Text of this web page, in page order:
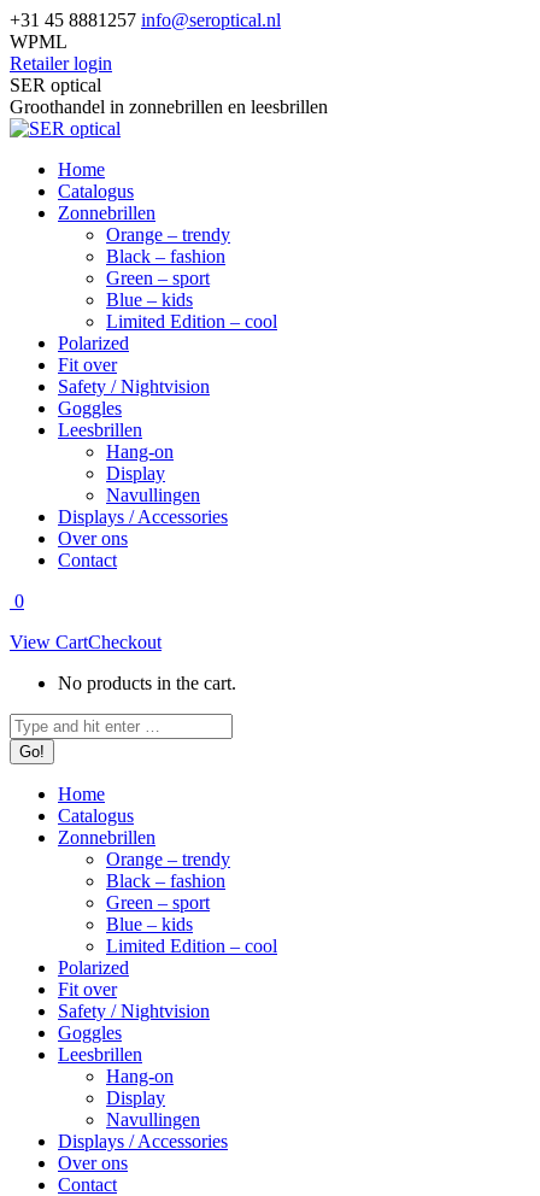
Skip
to
content
+31 45 8881257 info@seroptical.nl
WPML
Retailer login
Facebook
page
opens
new
window
SER optical
Groothandel in zonnebrillen en leesbrillen
Home
Catalogus
Zonnebrillen
Orange – trendy
Black – fashion
Green – sport
Blue – kids
Limited Edition – cool
Polarized
Fit over
Safety / Nightvision
Goggles
Leesbrillen
Hang-on
Display
Navullingen
Displays / Accessories
Over ons
Contact
0
View CartCheckout
No products in the cart.
Search:
Home
Catalogus
Zonnebrillen
Orange – trendy
Black – fashion
Green – sport
Blue – kids
Limited Edition – cool
Polarized
Fit over
Safety / Nightvision
Goggles
Leesbrillen
Hang-on
Display
Navullingen
Displays / Accessories
Over ons
Contact